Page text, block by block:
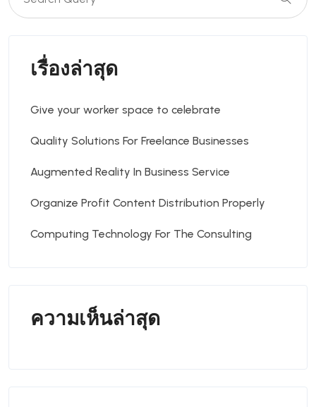
เรื่องล่าสุด
Give your worker space to celebrate
Quality Solutions For Freelance Businesses
Augmented Reality In Business Service
Organize Profit Content Distribution Properly
Computing Technology For The Consulting
ความเห็นล่าสุด